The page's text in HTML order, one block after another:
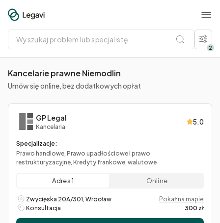
Wyszukaj
problem
lub
specjalistę
2
Kancelarie prawne Niemodlin
Umów się online, bez dodatkowych opłat
GP Legal
Kancelaria
5.0
Specjalizacje:
Prawo handlowe, Prawo upadłościowe i prawo
restrukturyzacyjne, Kredyty frankowe, walutowe
Adres 1 Online
Zwycięska 20A/301, Wrocław
Pokaż na mapie
Konsultacja
300 zł